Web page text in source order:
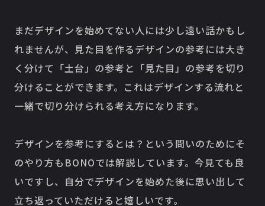
まだデザインを始めてない人には少し遠い話かもし
れませんが、見た目を作るデザインの参考には大き
く分けて「土台」の参考と「見た目」の参考を切り
分けることができます。これはデザインする流れと
一緒で切り分けられる考え方になります。
デザインを参考にするとは？という問いのためにそ
のやり方もBONOでは解説しています。今見ても良
いですし、自分でデザインを始めた後に思い出して
立ち返っていただけると嬉しいです。